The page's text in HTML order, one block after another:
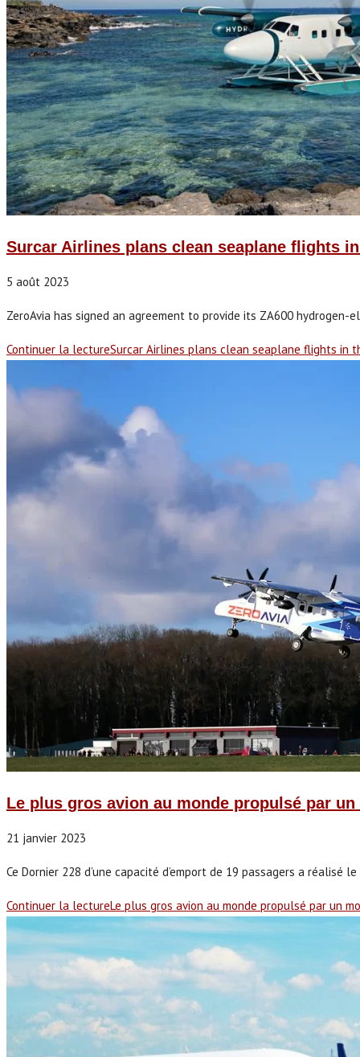
Surcar Airlines plans clean seaplane flights
5 août 2023
ZeroAvia has signed an agreement to provide its ZA600
Continuer la lectureSurcar Airlines plans clean seaplane flights in
Le plus gros avion au monde propulsé par
21 janvier 2023
Ce Dornier 228 d’une capacité d’emport de 19 passagers a
Continuer la lectureLe plus gros avion au monde propulsé par un